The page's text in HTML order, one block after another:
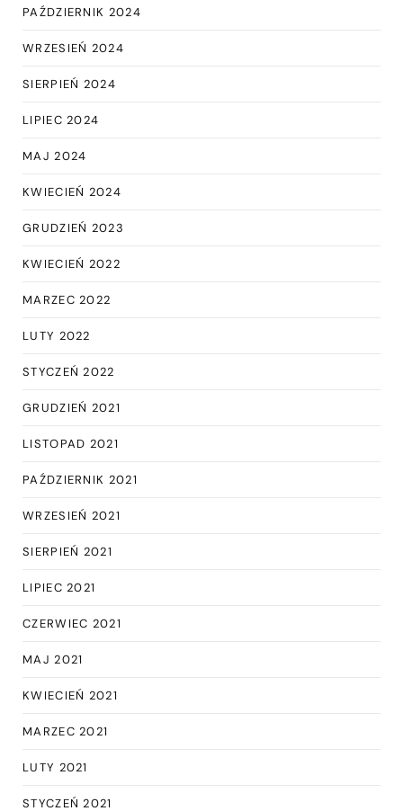
PAŹDZIERNIK 2024
WRZESIEŃ 2024
SIERPIEŃ 2024
LIPIEC 2024
MAJ 2024
KWIECIEŃ 2024
GRUDZIEŃ 2023
KWIECIEŃ 2022
MARZEC 2022
LUTY 2022
STYCZEŃ 2022
GRUDZIEŃ 2021
LISTOPAD 2021
PAŹDZIERNIK 2021
WRZESIEŃ 2021
SIERPIEŃ 2021
LIPIEC 2021
CZERWIEC 2021
MAJ 2021
KWIECIEŃ 2021
MARZEC 2021
LUTY 2021
STYCZEŃ 2021